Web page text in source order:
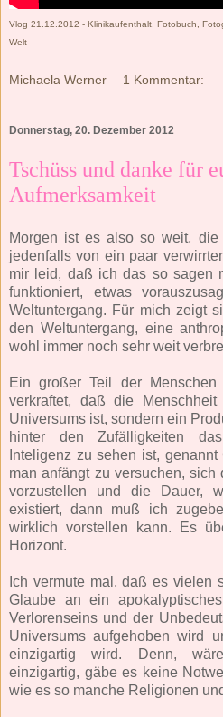
Vlog 21.12.2012 - Klinikaufenthalt, Fotobuch,
Welt
Michaela Werner 1 Kommentar:
Donnerstag, 20. Dezember 2012
Tschüss und danke für
Aufmerksamkeit
Morgen ist es also so weit,
jedenfalls von ein paar
mir leid, daß ich das so sagen
funktioniert, etwas
Weltuntergang. Für mich zeigt
den Weltuntergang, eine
wohl immer noch sehr weit
Ein großer Teil der
verkraftet, daß die
Universums ist, sondern ein
hinter den Zufälligkeiten
Inteligenz zu sehen ist,
man anfängt zu versuchen,
vorzustellen und die Dauer,
existiert, dann muß ich
wirklich vorstellen kann. Es
Horizont.
Ich vermute mal, daß es vielen
Glaube an ein
Verlorenseins und der
Universums aufgehoben wird
einzigartig wird. Denn,
einzigartig, gäbe es keine
wie es so manche Religionen